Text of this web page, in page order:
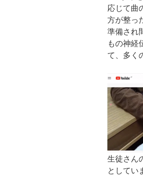
応じて曲
方が整っ
準備され
もの神経
て、多く
生徒さん
としてい